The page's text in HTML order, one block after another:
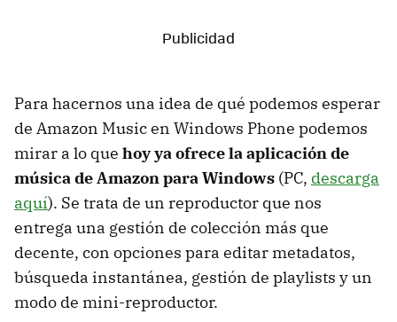
Para hacernos una idea de qué podemos esperar
de Amazon Music en Windows Phone podemos
mirar a lo que hoy ya ofrece la aplicación de
música de Amazon para Windows (PC, descarga
aquí). Se trata de un reproductor que nos
entrega una gestión de colección más que
decente, con opciones para editar metadatos,
búsqueda instantánea, gestión de playlists y un
modo de mini-reproductor.